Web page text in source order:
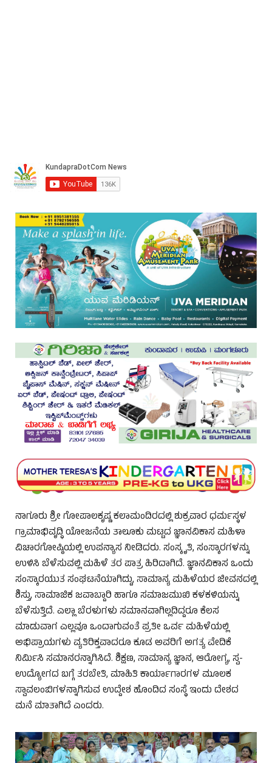
ನಾಗೂರು ಶ್ರೀ ಗೋಪಾಲಕೃಷ್ಣ ಕಲಾಮಂದಿರದಲ್ಲಿ ಶುಕ್ರವಾರ ಧರ್ಮಸ್ಥಳ
ಗ್ರಾಮಾಭಿವೃದ್ಧಿ ಯೋಜನೆಯ ತಾಲೂಕು ಮಟ್ಟದ ಜ್ಞಾನವಿಕಾಸ ಮಹಿಳಾ
ವಿಚಾರಗೋಷ್ಠಿಯಲ್ಲಿ ಉಪನ್ಯಾಸ ನೀಡಿದರು. ಸಂಸ್ಕೃತಿ, ಸಂಸ್ಕಾರಗಳನ್ನು
ಉಳಿಸಿ ಬೆಳೆಸುವಲ್ಲಿ ಮಹಿಳೆ ತರ ಪಾತ್ರ ಹಿರಿದಾಗಿದೆ. ಜ್ಞಾನವಿಕಾಸ ಒಂದು
ಸಂಸ್ಕಾರಯುತ ಸಂಘಟನೆಯಾಗಿದ್ದು, ಸಾಮಾನ್ಯ ಮಹಿಳೆಯರ ಜೀವನದಲ್ಲಿ
ಶಿಸ್ತು, ಸಾಮಾಜಿಕ ಜವಾಬ್ದಾರಿ ಹಾಗೂ ಸಮಾಜಮುಖಿ ಕಳಕಳಿಯನ್ನು
ಬೆಳೆಸುತ್ತಿದೆ. ಎಲ್ಲಾ ಬೆರಳುಗಳು ಸಮಾನವಾಗಿಲ್ಲದಿದ್ದರೂ ಕೆಲಸ
ಮಾಡುವಾಗ ಎಲ್ಲವೂ ಒಂದಾಗುವಂತೆ ಪ್ರತೀ ಒರ್ವ ಮಹಿಳೆಯಲ್ಲಿ
ಅಭಿಪ್ರಾಯಗಳು ವ್ಯತಿರಿಕ್ತವಾದರೂ ಕೂಡ ಅವರಿಗೆ ಅಗತ್ಯ ವೇದಿಕೆ
ನಿರ್ಮಿಸಿ ಸಮಾನರನ್ನಾಗಿಸಿದೆ. ಶಿಕ್ಷಣ, ಸಾಮಾನ್ಯ ಜ್ಞಾನ, ಆರೋಗ್ಯ, ಸ್ವ-
ಉದ್ಯೋಗದ ಬಗ್ಗೆ ತರಬೇತಿ, ಮಾಹಿತಿ ಕಾರ್ಯಾಗಾರಗಳ ಮೂಲಕ
ಸ್ವಾವಲಂಬಿಗಳನ್ನಾಗಿಸುವ ಉದ್ದೇಶ ಹೊಂದಿದ ಸಂಸ್ಥೆ ಇಂದು ದೇಶದ
ಮನೆ ಮಾತಾಗಿದೆ ಎಂದರು.